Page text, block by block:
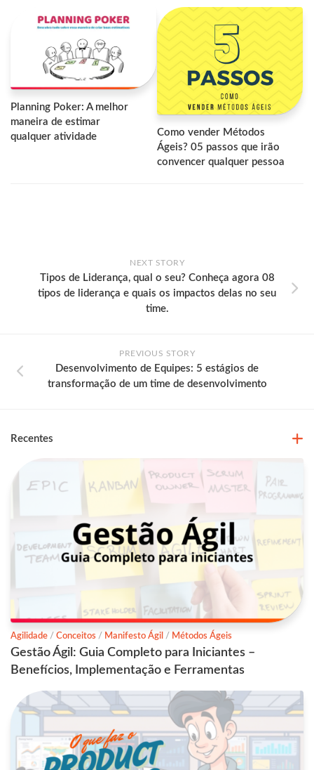
Planning Poker: A melhor
maneira de estimar
qualquer atividade
Como vender Métodos
Ágeis? 05 passos que irão
convencer qualquer pessoa
NEXT STORY
Tipos de Liderança, qual o seu? Conheça agora 08
tipos de liderança e quais os impactos delas no seu
time.
PREVIOUS STORY
Desenvolvimento de Equipes: 5 estágios de
transformação de um time de desenvolvimento
Recentes
Agilidade / Conceitos / Manifesto Ágil / Métodos Ágeis
Gestão Ágil: Guia Completo para Iniciantes –
Benefícios, Implementação e Ferramentas